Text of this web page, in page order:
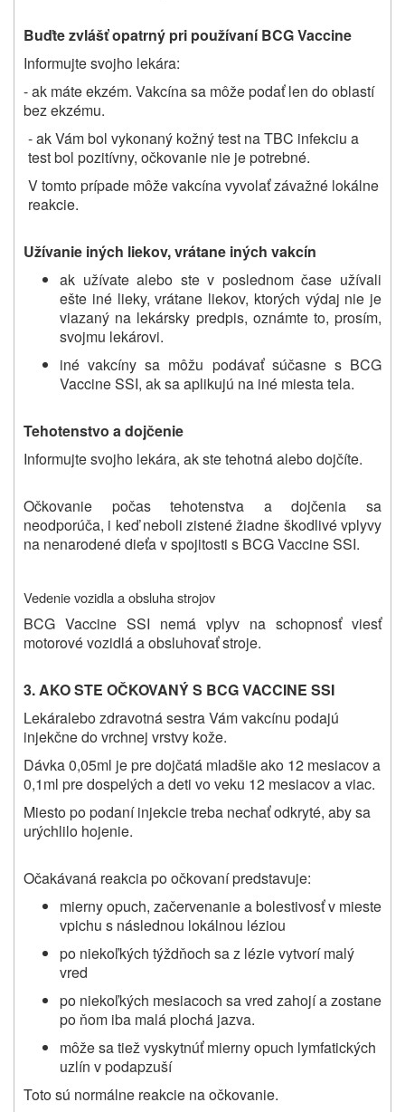
Buďte zvlášť opatrný pri používaní BCG Vaccine
Informujte svojho lekára:
- ak máte ekzém. Vakcína sa môže podať len do oblastí
bez ekzému.
- ak Vám bol vykonaný kožný test na TBC infekciu a
test bol pozitívny, očkovanie nie je potrebné.
V tomto prípade môže vakcína vyvolať závažné lokálne
reakcie.
Užívanie iných liekov, vrátane iných vakcín
ak užívate alebo ste v poslednom čase užívali
ešte iné lieky, vrátane liekov, ktorých výdaj nie je
viazaný na lekársky predpis, oznámte to, prosím,
svojmu lekárovi.
iné vakcíny sa môžu podávať súčasne s BCG
Vaccine SSI, ak sa aplikujú na iné miesta tela.
Tehotenstvo a dojčenie
Informujte svojho lekára, ak ste tehotná alebo dojčíte.
Očkovanie počas tehotenstva a dojčenia sa
neodporúča, i keď neboli zistené žiadne škodlivé vplyvy
na nenarodené dieťa v spojitosti s BCG Vaccine SSI.
Vedenie vozidla a obsluha strojov
BCG Vaccine SSI nemá vplyv na schopnosť viesť
motorové vozidlá a obsluhovať stroje.
3. AKO STE OČKOVANÝ S BCG VACCINE SSI
Lekáralebo zdravotná sestra Vám vakcínu podajú
injekčne do vrchnej vrstvy kože.
Dávka 0,05ml je pre dojčatá mladšie ako 12 mesiacov a
0,1ml pre dospelých a deti vo veku 12 mesiacov a viac.
Miesto po podaní injekcie treba nechať odkryté, aby sa
urýchlilo hojenie.
Očakávaná reakcia po očkovaní predstavuje:
mierny opuch, začervenanie a bolestivosť v mieste
vpichu s následnou lokálnou léziou
po niekoľkých týždňoch sa z lézie vytvorí malý
vred
po niekoľkých mesiacoch sa vred zahojí a zostane
po ňom iba malá plochá jazva.
môže sa tiež vyskytnúť mierny opuch lymfatických
uzlín v podapzuší
Toto sú normálne reakcie na očkovanie.